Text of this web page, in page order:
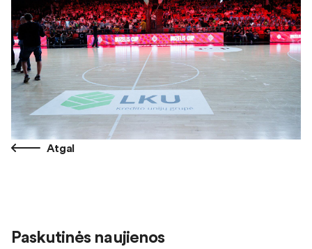
Atgal
Paskutinės naujienos